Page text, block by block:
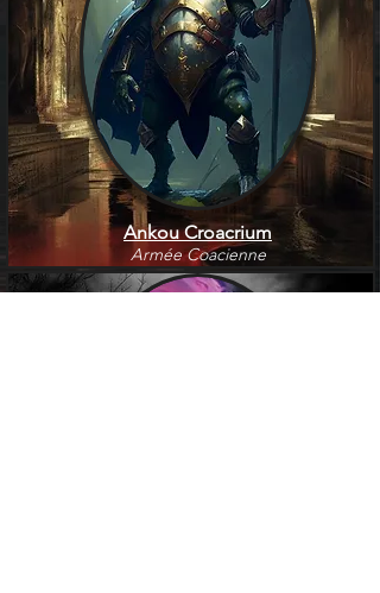
Ankou Croacrium
Armée Coacienne